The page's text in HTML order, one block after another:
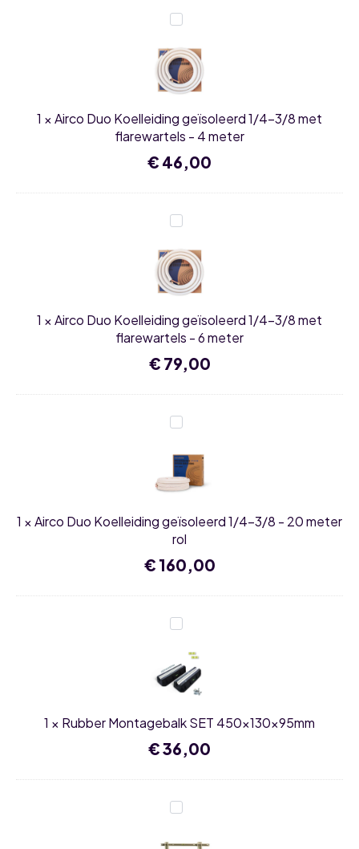
Airco
Duo
Koelleiding
geïsoleerd
1/4-
3/8
met
-
4
meter
1 ×Airco Duo Koelleiding geïsoleerd 1/4-3/8 met
flarewartels - 4 meter
€ 46,00
Airco
Duo
Koelleiding
geïsoleerd
1/4-
3/8
met
-
6
meter
1 ×Airco Duo Koelleiding geïsoleerd 1/4-3/8 met
flarewartels - 6 meter
€ 79,00
Airco
Duo
geïsoleerd
1/4-
3/8
meter
rol
1 ×Airco Duo Koelleiding geïsoleerd 1/4-3/8 - 20 meter
rol
€ 160,00
Rubber
Montagebalk
SET
450x130x95mm
1 × Rubber Montagebalk SET 450x130x95mm
€36,00
Airco
muurbeugel
buitenunit